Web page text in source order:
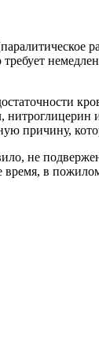
причину,
не
в